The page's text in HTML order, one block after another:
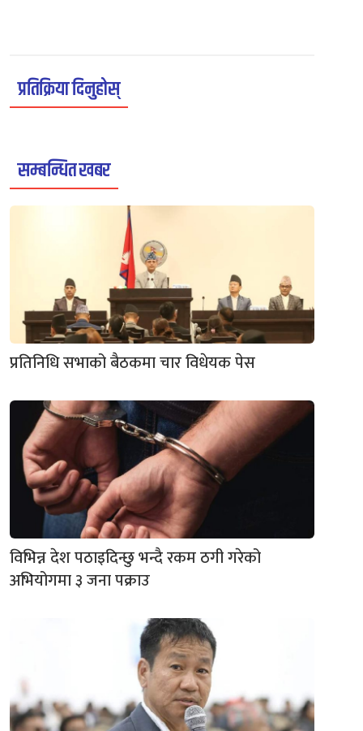
प्रतिक्रिया दिनुहोस्
सम्बन्धित खबर
प्रतिनिधि सभाको बैठकमा चार विधेयक पेस
विभिन्न देश पठाइदिन्छु भन्दै रकम ठगी गरेको
अभियोगमा ३ जना पक्राउ